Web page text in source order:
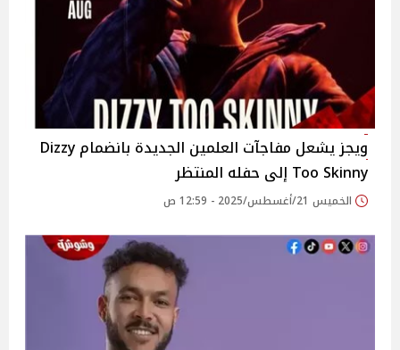
ويجز يشعل مفاجآت العلمين الجديدة بانضمام Dizzy
Too Skinny إلى حفله المنتظر ‎
الخميس 21/أغسطس/2025 - 12:59 ص